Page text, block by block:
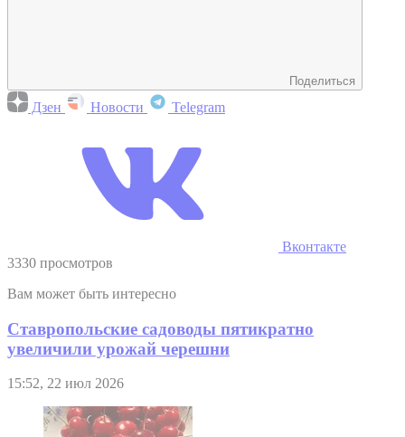
Поделиться
Дзен Новости Telegram
Вконтакте
3330 просмотров
Вам может быть интересно
Ставропольские садоводы пятикратно
увеличили урожай черешни
15:52, 22 июл 2026